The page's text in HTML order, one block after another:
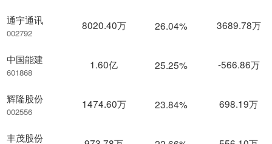
通宇通讯
002792
中国能建
601868
辉隆股份
002556
丰茂股份
8020.40万 26.04% 3689.78万
1.60亿 25.25% -566.86万
1474.60万 23.84% 698.19万